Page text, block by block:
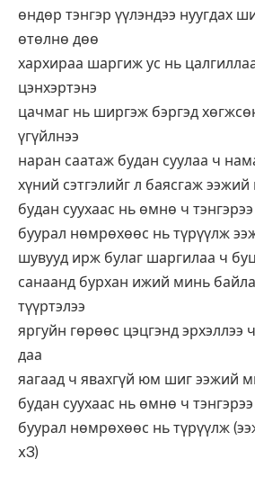
өндөр тэнгэр үүлэндээ нуугдах
өтөлнө дөө
хархираа шаргиж ус нь
цэнхэртэнэ
цачмаг нь ширгэж бэргэд
үгүйлнээ
наран саатаж будан суулаа ч
хүний сэтгэлийг л баясгаж
будан суухаас нь өмнө ч
буурал нөмрөхөөс нь түрүүлж
шувууд ирж булаг шаргилаа ч
санаанд бурхан ижий минь
түүртэлээ
яргуйн гөрөөс цэцгэнд эрхэллээ
даа
яагаад ч явахгүй юм шиг ээжий
будан суухаас нь өмнө ч
буурал нөмрөхөөс нь түрүүлж
x3)